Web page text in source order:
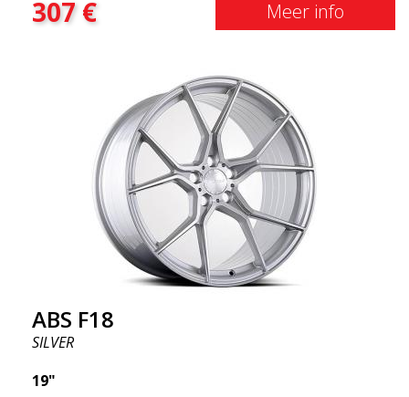
krijgen) Met andere woorden, het ABS F18 zijn
velgen die je auto een iets sportievere uitstraling
velgen zijn die je ongelooflijk goede prestaties
geven. Dit staat in relatie tot wat je ervoor moet
betalen. De geavanceerde productietechnologie
Flow Forming betekent dat de velgen zowel sterker
als lichter zijn dan gewone aluminium wielen. Dit
merk je bij het rijden met het ABS F18. We zijn er
trots op dat we ze in het assortiment hebben!
307€ Meer info
ABS F18
SILVER
19"